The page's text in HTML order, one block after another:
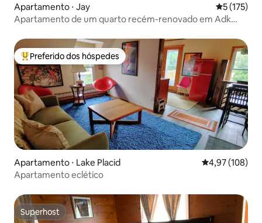
Apartamento ⋅ Jay 5 de uma
5 (175)
Apartamento de um quarto recém-renovado em Adk
Entre os melhores preferidos dos hóspedes
Preferido dos hóspedes
Apartamento ⋅ Lake Placid 4,97 de uma
4,97 (108)
Apartamento eclético
Superhost
Superhost